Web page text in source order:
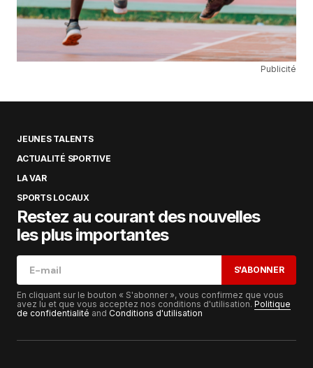
Publicité
JEUNES TALENTS
ACTUALITÉ SPORTIVE
LA VAR
SPORTS LOCAUX
Restez au courant des nouvelles
les plus importantes
S'ABONNER
En cliquant sur le bouton « S'abonner », vous confirmez que vous
avez lu et que vous acceptez nos conditions d'utilisation. Politique
de confidentialité and Conditions d'utilisation